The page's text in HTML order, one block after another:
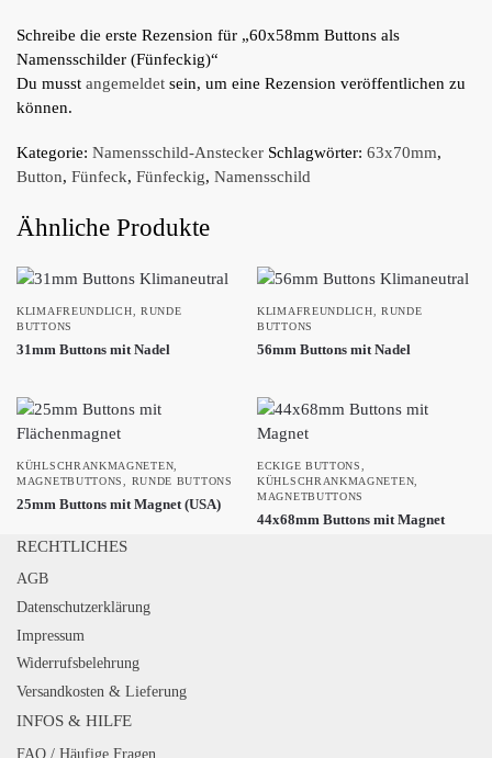
Schreibe die erste Rezension für „60x58mm Buttons als
Namensschilder (Fünfeckig)“
Du musst angemeldet sein, um eine Rezension veröffentlichen zu
können.
Kategorie: Namensschild-Anstecker Schlagwörter: 63x70mm,
Button, Fünfeck, Fünfeckig, Namensschild
Ähnliche Produkte
KLIMAFREUNDLICH
RUNDE
BUTTONS
31mm Buttons mit Nadel
KLIMAFREUNDLICH
RUNDE
BUTTONS
56mm Buttons mit Nadel
KÜHLSCHRANKMAGNETEN
MAGNETBUTTONS
RUNDE BUTTONS
25mm Buttons mit Magnet (USA)
ECKIGE BUTTONS
KÜHLSCHRANKMAGNETEN
MAGNETBUTTONS
44x68mm Buttons mit Magnet
RECHTLICHES
AGB
Datenschutzerklärung
Impressum
Widerrufsbelehrung
Versandkosten & Lieferung
INFOS & HILFE
FAQ / Häufige Fragen